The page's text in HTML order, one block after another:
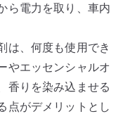
ら電力を取り、車内
は、何度も使用でき
やエッセンシャルオ
香りを染み込ませる
点がデメリットとし